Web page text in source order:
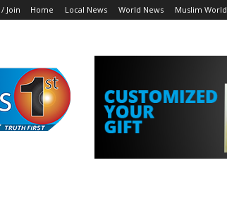
Join Home Local News World News Muslim World